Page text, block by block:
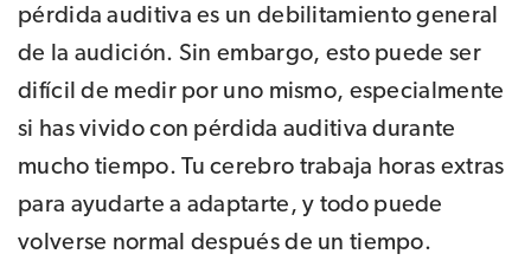
pérdida auditiva es un debilitamiento general
de la audición. Sin embargo, esto puede ser
difícil de medir por uno mismo, especialmente
si has vivido con pérdida auditiva durante
mucho tiempo. Tu cerebro trabaja horas extras
para ayudarte a adaptarte, y todo puede
volverse normal después de un tiempo.